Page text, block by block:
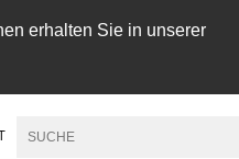
erhalten Sie in unserer